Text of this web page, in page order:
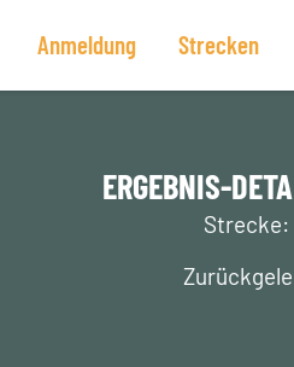
Anmeldung Strecken
ERGEBNIS-